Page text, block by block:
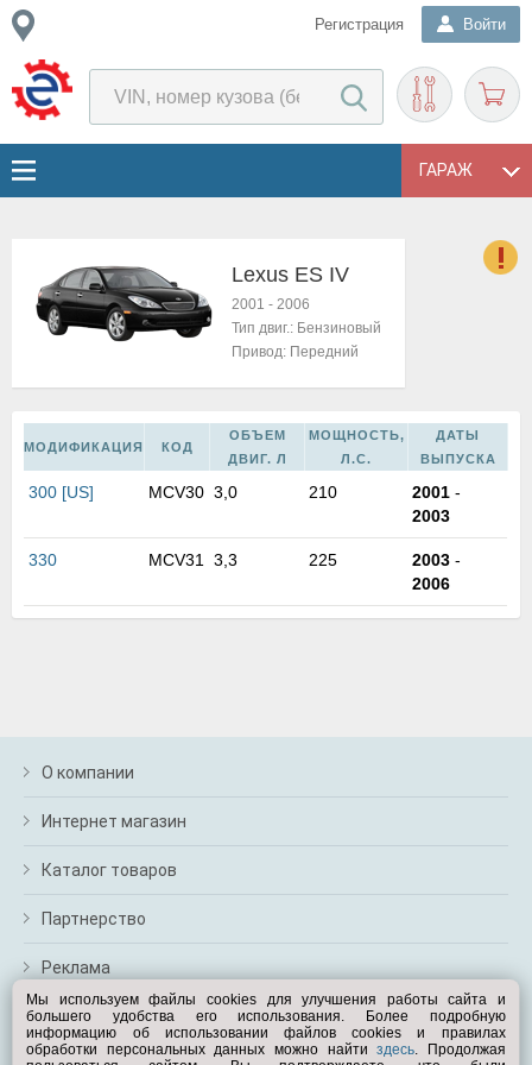
Регистрация Войти
ГАРАЖ
Lexus ES IV
2001 - 2006
Тип двиг.: Бензиновый
Привод: Передний
МОДИФИКАЦИЯ КОД
ОБЪЕМ
ДВИГ. Л
МОЩНОСТЬ,
Л.С.
ДАТЫ
ВЫПУСКА
300 [US] MCV30 3,0 210 2001 -
2003
330 MCV31 3,3 225 2003 -
2006
О компании
Интернет магазин
Каталог товаров
Партнерство
Реклама
Перейти на полную версию
Мы используем файлы cookies для улучшения работы сайта и
большего удобства его использования. Более подробную
информацию об использовании файлов cookies и правилах
обработки персональных данных можно найтиздесь. Продолжая